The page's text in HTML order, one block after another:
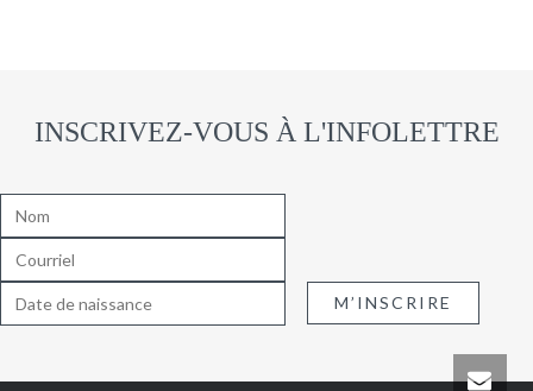
INSCRIVEZ-VOUS À L'INFOLETTRE